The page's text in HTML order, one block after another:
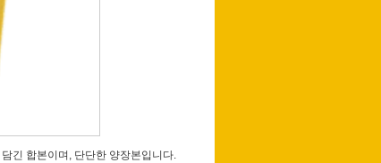
긴 합본이며, 단단한 양장본입니다.